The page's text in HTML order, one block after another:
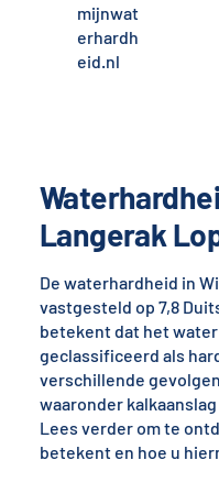
mijnwat
erhardh
eid.nl
Langerak
De waterhardheid in
vastgesteld op 7,8
betekent dat het
geclassificeerd als
verschillende
waaronder
Lees verder om te
betekent en hoe u